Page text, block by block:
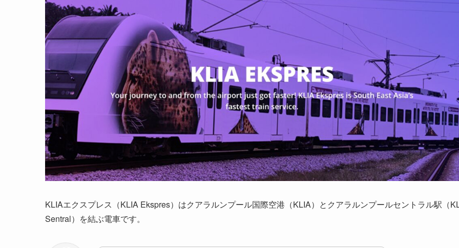
KLIAエクスプレス（KLIA Ekspres）はクアラルンプール国際空港（KLIA）とクアラルンプールセントラル駅（
Sentral）を結ぶ電車です。